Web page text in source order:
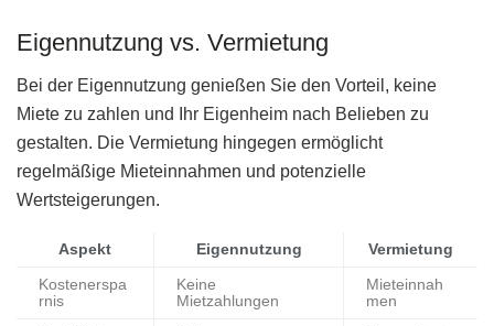
Eigennutzung vs. Vermietung
Bei der Eigennutzung genießen Sie den Vorteil, keine
Miete zu zahlen und Ihr Eigenheim nach Belieben zu
gestalten. Die Vermietung hingegen ermöglicht
regelmäßige Mieteinnahmen und potenzielle
Wertsteigerungen.
Aspekt Eigennutzung Vermietung
Kostenerspa
rnis
Keine
Mietzahlungen
Mieteinnah
men